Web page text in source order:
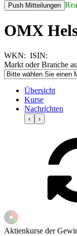
Push Mitteilungen
OMX
WKN: ISIN:
Markt oder Branche
Übersicht
Kurse
Nachrichten
‹ ›
Aktienkurse der